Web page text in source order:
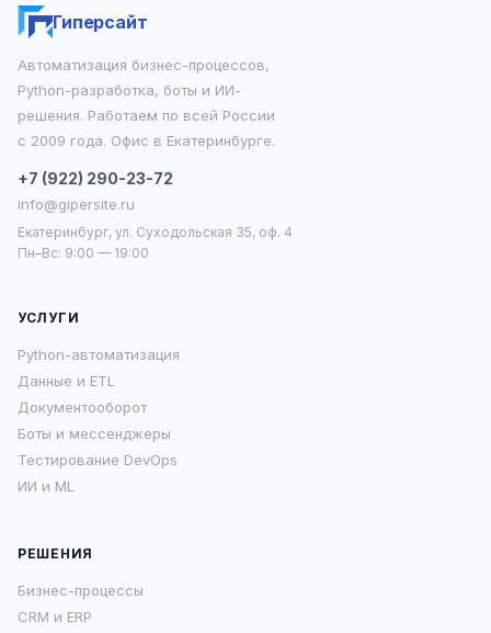
Гиперсайт
Автоматизация бизнес-процессов,
Python-разработка, боты и ИИ-
решения. Работаем по всей России
с 2009 года. Офис в Екатеринбурге.
+7 (922) 290-23-72
info@gipersite.ru
Екатеринбург, ул. Суходольская 35, оф. 4
Пн–Вс: 9:00 — 19:00
УСЛУГИ
Python-автоматизация
Данные и ETL
Документооборот
Боты и мессенджеры
Тестирование DevOps
ИИ и ML
РЕШЕНИЯ
Бизнес-процессы
CRM и ERP